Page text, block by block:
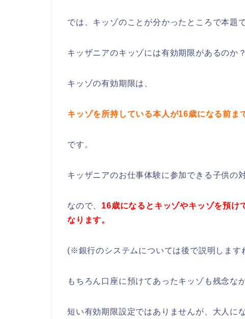
では、キッゾのことが分かったところで本題
キッザニアのキッゾには有効期限があるのか
キッゾの有効期限は、
キッゾを所持している本人が16歳になる前ま
です。
キッザニアのお仕事体験に参加できる子供の
なので、 16歳になるとキッゾやキッゾを預け
なります。
(※銀行のシステムについては後で説明します
もちろん口座に預けてあったキッゾも残念な
短い有効期限設定ではありませんが、大人に